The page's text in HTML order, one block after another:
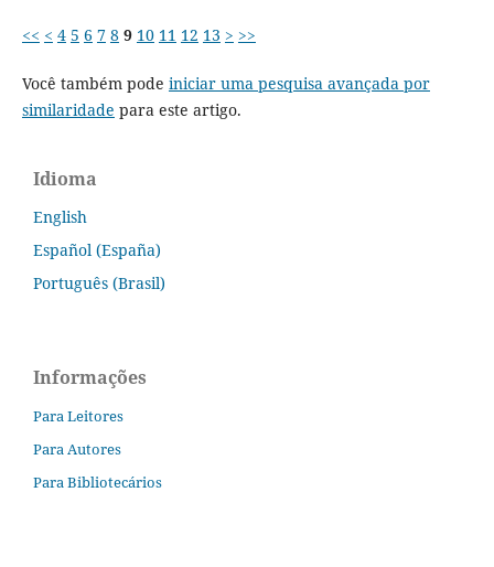
<< < 4 5 6 7 8 9 10 11 12 13 > >>
Você também pode iniciar uma pesquisa avançada por
similaridade para este artigo.
Idioma
English
Español (España)
Português (Brasil)
Informações
Para Leitores
Para Autores
Para Bibliotecários